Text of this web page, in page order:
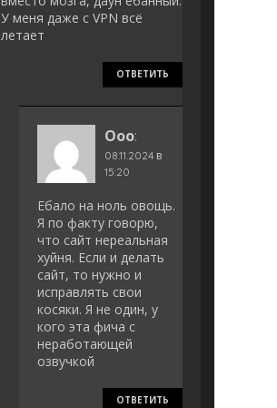
У меня даже с VPN всё
летает
ОТВЕТИТЬ
Ооо:
08.11.2024 в
15:20
Ебало на ноль овощь.
Я по факту говорю,
что сайт нереальная
хуйня. Если и делать
сайт, то нужно и
исправлять свои
косяки. Я не один, у
кого эта фича с
неработающей
озвучкой
ОТВЕТИТЬ